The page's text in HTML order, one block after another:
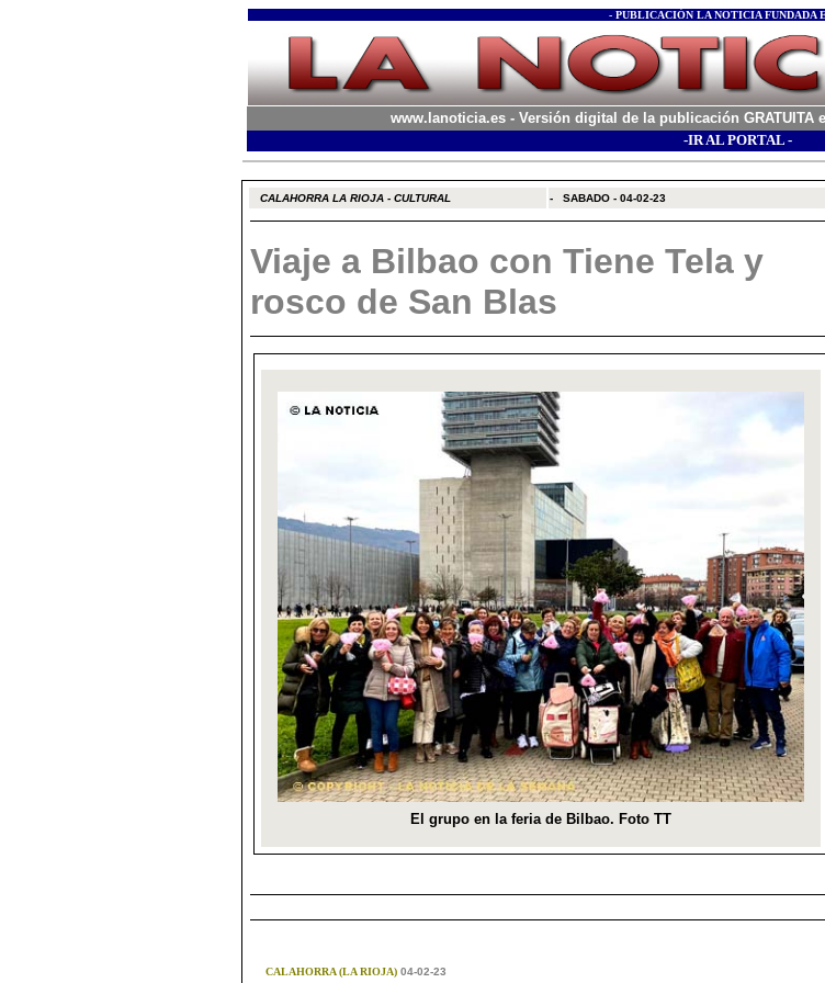
- PUBLICACIÓN LA NOTICIA FUNDADA
www.lanoticia.es - Versión digital de la publicación GRATUITA
-IR AL PORTAL -
CALAHORRA LA RIOJA - CULTURAL - SABADO - 04-02-23
Viaje a Bilbao con Tiene Tela y
rosco de San Blas
CALAHORRA (LA RIOJA)04-02-23